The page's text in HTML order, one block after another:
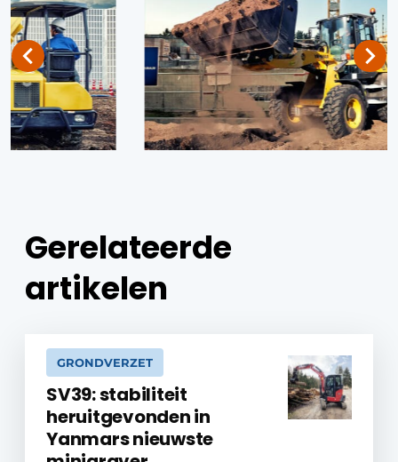
Gerelateerde
artikelen
GRONDVERZET
SV39: stabiliteit
heruitgevonden in
Yanmars nieuwste